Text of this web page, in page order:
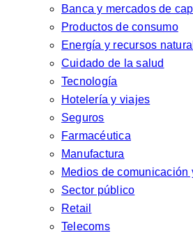
Banca y mercados de
Productos de consumo
Energía y recursos
Cuidado de la salud
Tecnología
Hotelería y viajes
Seguros
Farmacéutica
Manufactura
Medios de comunicación
Sector público
Retail
Telecoms